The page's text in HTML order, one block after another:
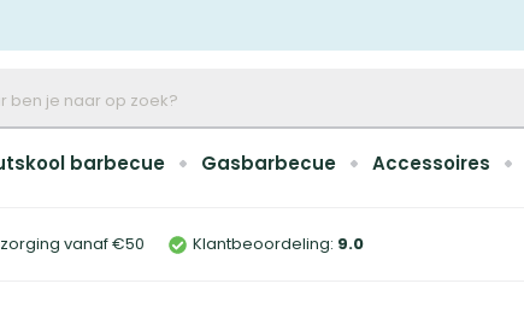
barbecue Gasbarbecue Accessoires
vanaf €50 Klantbeoordeling: 9.0